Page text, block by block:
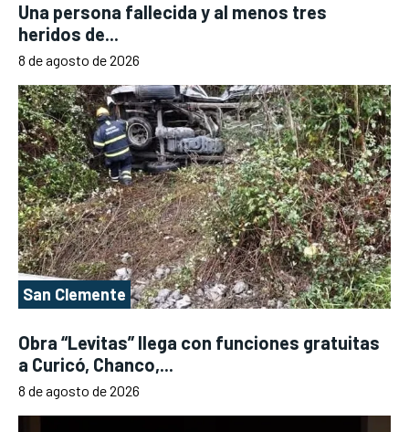
Una persona fallecida y al menos tres
heridos de...
8 de agosto de 2026
San Clemente
Obra “Levitas” llega con funciones gratuitas
a Curicó, Chanco,...
8 de agosto de 2026